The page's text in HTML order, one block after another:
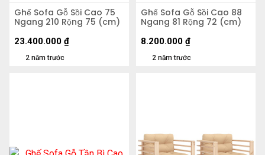
Ghế Sofa Gỗ Sồi Cao 75
Ngang 210 Rộng 75 (cm)
2 năm trước
23.400.000 ₫
Ghế Sofa Gỗ Sồi Cao 88
Ngang 81 Rộng 72 (cm)
2 năm trước
8.200.000 ₫